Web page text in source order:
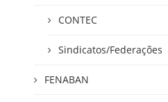
CONTEC
Sindicatos/Federações
FENABAN